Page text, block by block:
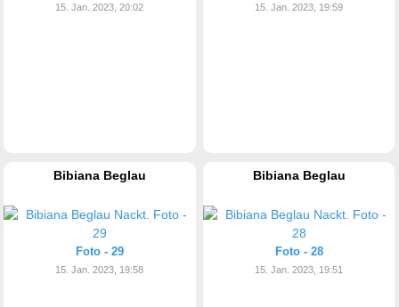
15. Jan. 2023, 20:02 15. Jan. 2023, 19:59
Bibiana Beglau
Foto - 29
15. Jan. 2023, 19:58
Bibiana Beglau
Foto - 28
15. Jan. 2023, 19:51